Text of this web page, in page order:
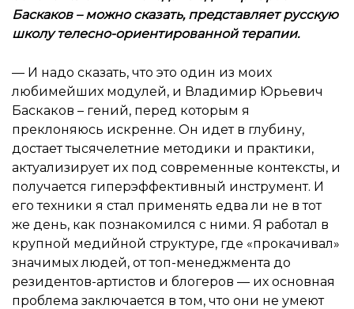
Баскаков – можно сказать, представляет русскую
школу телесно-ориентированной терапии.
— И надо сказать, что это один из моих
любимейших модулей, и Владимир Юрьевич
Баскаков – гений, перед которым я
преклоняюсь искренне. Он идет в глубину,
достает тысячелетние методики и практики,
актуализирует их под современные контексты, и
получается гиперэффективный инструмент. И
его техники я стал применять едва ли не в тот
же день, как познакомился с ними. Я работал в
крупной медийной структуре, где «прокачивал»
значимых людей, от топ-менеджмента до
резидентов-артистов и блогеров — их основная
проблема заключается в том, что они не умеют